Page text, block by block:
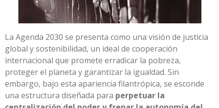
La Agenda 2030 se presenta como una visión de justicia
global y sostenibilidad, un ideal de cooperación
internacional que promete erradicar la pobreza,
proteger el planeta y garantizar la igualdad. Sin
embargo, bajo esta apariencia filantrópica, se esconde
una estructura diseñada para perpetuar la